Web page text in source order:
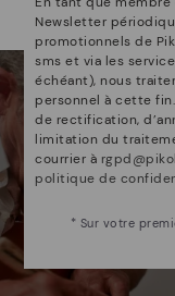
Newsletter
promotionnels de
sms et via les
échéant), nous
personnel à cette
de rectification,
limitation du
courrier à
politique de
* Sur votre